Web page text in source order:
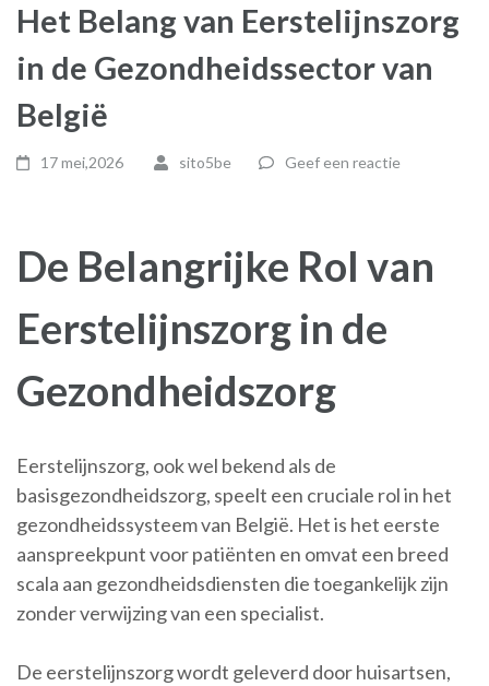
Het Belang van Eerstelijnszorg
in de Gezondheidssector van
België
17 mei,2026 sito5be Geef een reactie
De Belangrijke Rol van
Eerstelijnszorg in de
Gezondheidszorg
Eerstelijnszorg, ook wel bekend als de
basisgezondheidszorg, speelt een cruciale rol in het
gezondheidssysteem van België. Het is het eerste
aanspreekpunt voor patiënten en omvat een breed
scala aan gezondheidsdiensten die toegankelijk zijn
zonder verwijzing van een specialist.
De eerstelijnszorg wordt geleverd door huisartsen,